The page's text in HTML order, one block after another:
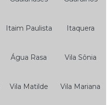
Itaim Paulista Itaquera
Água Rasa Vila Sônia
Vila Matilde Vila Mariana